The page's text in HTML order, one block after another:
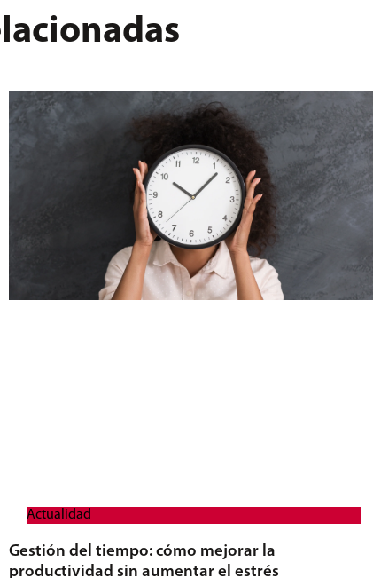
Actualidad
Gestión del tiempo: cómo mejorar la
productividad sin aumentar el estrés